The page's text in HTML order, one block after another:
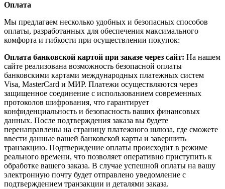
Оплата
Мы предлагаем несколько удобных и безопасных способов
оплаты, разработанных для обеспечения максимального
комфорта и гибкости при осуществлении покупок:
Оплата банковской картой при заказе через сайт: На нашем
сайте реализована возможность безопасной оплаты
банковскими картами международных платежных систем
Visa, MasterCard и МИР. Платежи осуществляются через
защищенное соединение с использованием современных
протоколов шифрования, что гарантирует
конфиденциальность и безопасность ваших финансовых
данных. После подтверждения заказа вы будете
перенаправлены на страницу платежного шлюза, где сможете
ввести данные вашей банковской карты и завершить
транзакцию. Подтверждение оплаты происходит в режиме
реального времени, что позволяет оперативно приступить к
обработке вашего заказа. В случае успешной оплаты на вашу
электронную почту будет отправлено уведомление с
подтверждением транзакции и деталями заказа.